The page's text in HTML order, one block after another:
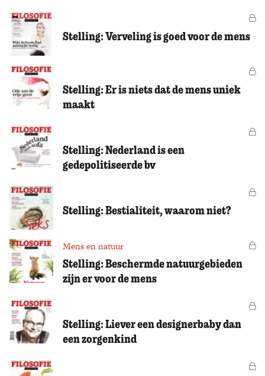
Stelling: Verveling is goed voor de mens
Stelling: Er is niets dat de mens uniek
maakt
Stelling: Nederland is een
gedepolitiseerde bv
Stelling: Bestialiteit, waarom niet?
Mens en natuur
Stelling: Beschermde natuurgebieden
zijn er voor de mens
Stelling: Liever een designerbaby dan
een zorgenkind